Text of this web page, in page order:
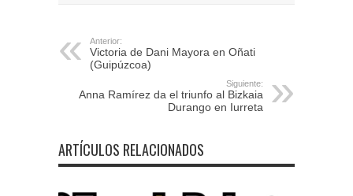
Anterior:
Victoria de Dani Mayora en Oñati
(Guipúzcoa)
Siguiente:
Anna Ramírez da el triunfo al Bizkaia
Durango en Iurreta
ARTÍCULOS RELACIONADOS